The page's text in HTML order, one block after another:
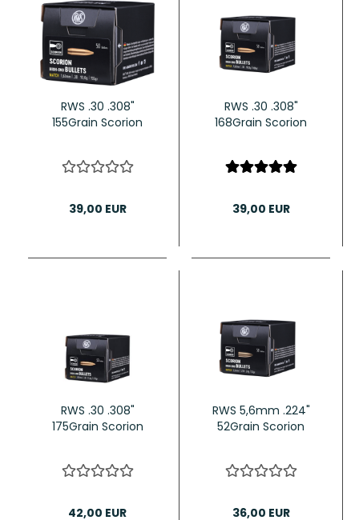
RWS .30 .308"
155Grain Scorion
39,00 EUR
RWS .30 .308"
168Grain Scorion
39,00 EUR
RWS .30 .308"
175Grain Scorion
42,00 EUR
RWS 5,6mm .224"
52Grain Scorion
36,00 EUR